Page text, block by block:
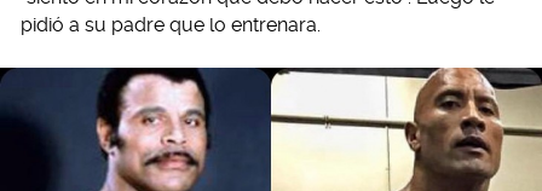
pidió a su padre que lo entrenara.